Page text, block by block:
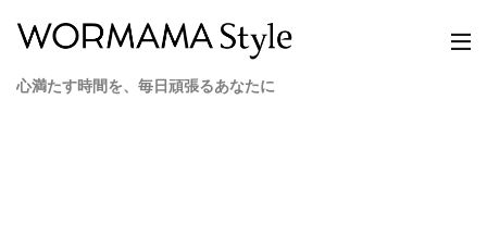
心満たす時間を、毎日頑張るあなたに